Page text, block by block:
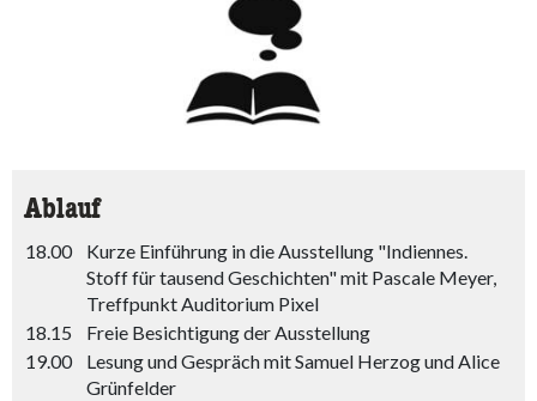
Ablauf
18.00
Kurze Einführung in die Ausstellung "Indiennes.
Stoff für tausend Geschichten" mit Pascale Meyer,
Treffpunkt Auditorium Pixel
18.15
Freie Besichtigung der Ausstellung
19.00
Lesung und Gespräch mit Samuel Herzog und Alice
Grünfelder